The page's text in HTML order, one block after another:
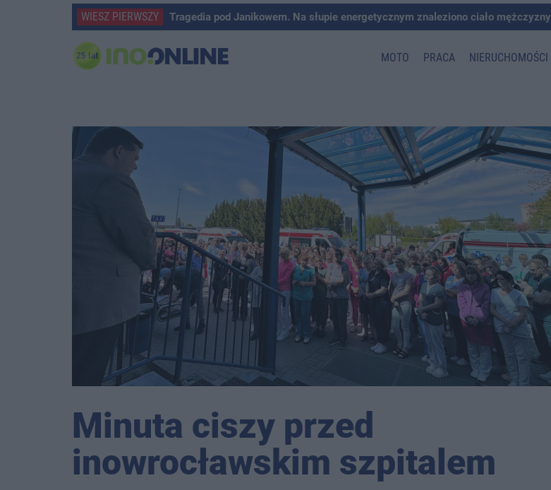
WIESZ PIERWSZY Tragedia pod Janikowem. Na słupie energetycznym znaleziono ciało mężczyzny
MOTO PRACA NIERUCHOMOŚCI
Minuta ciszy przed
inowrocławskim szpitalem